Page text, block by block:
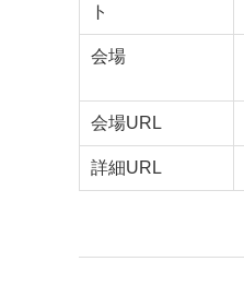
ト
会場
会場URL
詳細URL